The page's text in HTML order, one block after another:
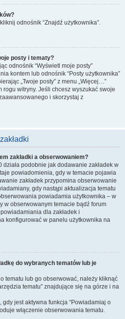
odnośnik “Znajdź użytkownika”.
posty i tematy?
odnośnik “Wyświetl moje posty”
kontem lub odnośnik “Posty użytkownika”
„Twoje posty” z menu „Więcej…”
witryny. Jeśli chcesz wyszukać swoje
i skorzystaj z
zakładki a obserwowaniem?
działa podobnie jak dodawanie zakładek w
powiadomienia, gdy w temacie pojawia
zakładek przypomina obserwowanie
gdy nastąpi aktualizacja tematu
powiadamia użytkownika – w
w obserwowanym temacie bądź forum
dla zakładek i
konfigurować w panelu użytkownika na
do wybranych tematów lub je
tematu lub go obserwować, należy kliknąć
tematu” znajdujące się na górze i na
jest aktywna funkcja “Powiadamiaj o
włączenie obserwowania tematu.